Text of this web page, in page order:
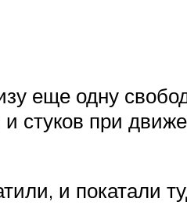
еще одну
стуков при
и покатали